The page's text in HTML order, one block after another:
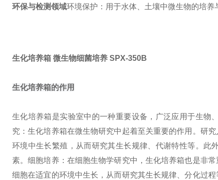
环保与检测领域环境保护：用于水体、土壤中微生物的培
生化培养箱 微生物细菌培养 SPX-350B
生化培养箱的作用
生化培养箱是实验室中的一种重要设备，广泛应用于生物
究：生化培养箱在微生物研究中起着至关重要的作用。研
环境中生长繁殖，从而研究其生长规律、代谢特性等。此
素。细胞培养：在细胞生物学研究中，生化培养箱也是非
细胞在适宜的环境中生长，从而研究其生长规律、分化过